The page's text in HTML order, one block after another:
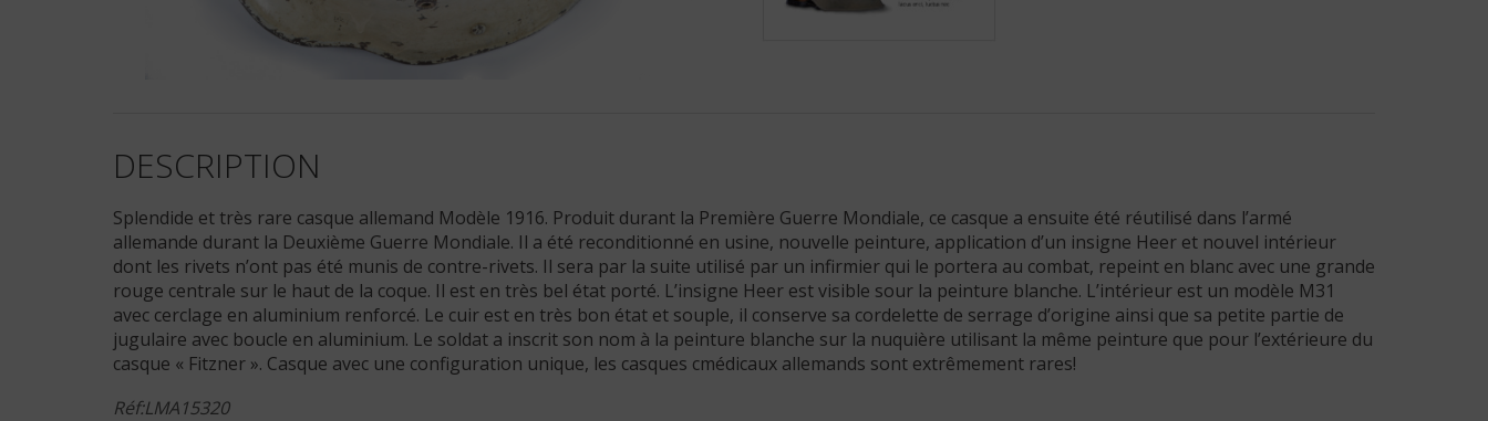
DESCRIPTION
Splendide et très rare casque allemand Modèle 1916. Produit durant la Première Guerre Mondiale, ce casque a ensuite été réutilisé dans l’armé
allemande durant la Deuxième Guerre Mondiale. Il a été reconditionné en usine, nouvelle peinture, application d’un insigne Heer et nouvel intérieur
dont les rivets n’ont pas été munis de contre-rivets. Il sera par la suite utilisé par un infirmier qui le portera au combat, repeint en blanc avec une grande
rouge centrale sur le haut de la coque. Il est en très bel état porté. L’insigne Heer est visible sour la peinture blanche. L’intérieur est un modèle M31
avec cerclage en aluminium renforcé. Le cuir est en très bon état et souple, il conserve sa cordelette de serrage d’origine ainsi que sa petite partie de
jugulaire avec boucle en aluminium. Le soldat a inscrit son nom à la peinture blanche sur la nuquière utilisant la même peinture que pour l’extérieure du
casque « Fitzner ». Casque avec une configuration unique, les casques cmédicaux allemands sont extrêmement rares!
Réf:LMA15320